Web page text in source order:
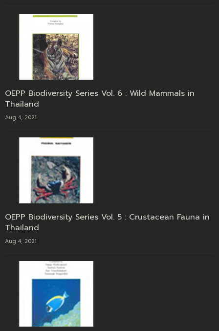
OEPP Biodiversity Series Vol. 6 : Wild Mammals in
Thailand
Aug 4, 2021
OEPP Biodiversity Series Vol. 5 : Crustacean Fauna in
Thailand
Aug 4, 2021